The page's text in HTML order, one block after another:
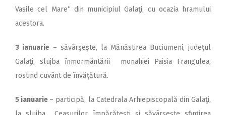
Vasile cel Mare“ din municipiul Galaţi, cu ocazia hramului
acestora.
3 ianuarie – săvârşeşte, la Mănăstirea Buciumeni, judeţul
Galaţi, slujba înmormântării monahiei Paisia Frangulea,
rostind cuvânt de învăţătură.
5 ianuarie – participă, la Catedrala Arhiepiscopală din Galaţi,